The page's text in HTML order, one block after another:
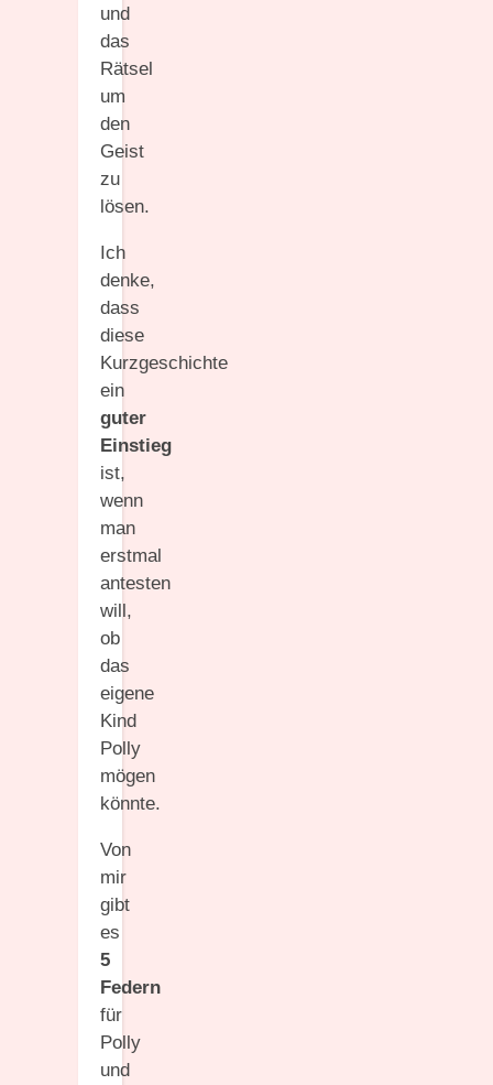
und
das
Rätsel
um
den
Geist
zu
lösen.
Ich
denke,
dass
diese
Kurzgeschichte
ein
guter
Einstieg
ist,
wenn
man
erstmal
antesten
will,
ob
das
eigene
Kind
Polly
mögen
könnte.
Von
mir
gibt
es
5
Federn
für
Polly
und